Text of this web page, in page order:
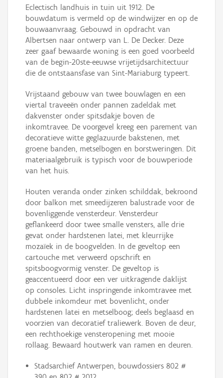
Eclectisch landhuis in tuin uit 1912. De
bouwdatum is vermeld op de windwijzer en op de
bouwaanvraag. Gebouwd in opdracht van
Albertsen naar ontwerp van L. De Decker. Deze
zeer gaaf bewaarde woning is een goed voorbeeld
van de begin-20ste-eeuwse vrijetijdsarchitectuur
die de ontstaansfase van Sint-Mariaburg typeert.
Vrijstaand gebouw van twee bouwlagen en een
viertal traveeën onder pannen zadeldak met
dakvenster onder spitsdakje boven de
inkomtravee. De voorgevel kreeg een parement van
decoratieve witte geglazuurde bakstenen, met
groene banden, metselbogen en borstweringen. Dit
materiaalgebruik is typisch voor de bouwperiode
van het huis.
Houten veranda onder zinken schilddak, bekroond
door balkon met smeedijzeren balustrade voor de
bovenliggende vensterdeur. Vensterdeur
geflankeerd door twee smalle vensters, alle drie
gevat onder hardstenen latei, met kleurrijke
mozaïek in de boogvelden. In de geveltop een
cartouche met verweerd opschrift en
spitsboogvormig venster. De geveltop is
geaccentueerd door een ver uitkragende daklijst
op consoles. Licht inspringende inkomtravee met
dubbele inkomdeur met bovenlicht, onder
hardstenen latei en metselboog; deels beglaasd en
voorzien van decoratief traliewerk. Boven de deur,
een rechthoekige vensteropening met mooie
rollaag. Bewaard houtwerk van ramen en deuren.
Stadsarchief Antwerpen, bouwdossiers 802 #